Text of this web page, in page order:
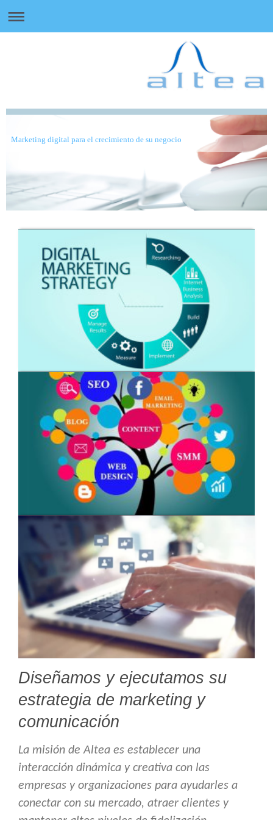
Marketing digital para el crecimiento de su negocio
Diseñamos y ejecutamos su
estrategia de marketing y
comunicación
La misión de Altea es establecer una
interacción dinámica y creativa con las
empresas y organizaciones para ayudarles a
conectar con su mercado, atraer clientes y